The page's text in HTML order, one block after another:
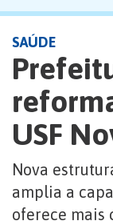
SAÚDE
USF
Nova
amplia a
oferece mais